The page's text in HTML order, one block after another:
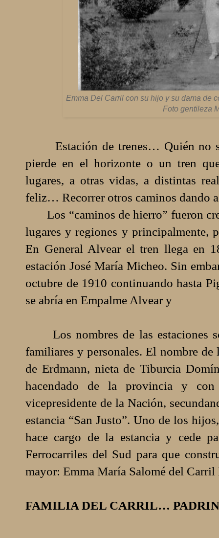
Emma Del Carril con su hijo y su dama de
Foto gentileza
Estación de trenes… Quién no
pierde en el horizonte o un tren
lugares, a otras vidas, a distintas
feliz… Recorrer otros caminos dando
Los “caminos de hierro” fueron
lugares y regiones y principalmente,
En General Alvear el tren llega en
estación José María Micheo. Sin
octubre de 1910 continuando hasta
se abría en Empalme Alvear y
Los nombres de las estaciones
familiares y personales. El nombre
de Erdmann, nieta de Tiburcia
hacendado de la provincia y
vicepresidente de la Nación,
estancia “San Justo”. Uno de los
hace cargo de la estancia y cede
Ferrocarriles del Sud para que
mayor: Emma María Salomé del
FAMILIA DEL CARRIL…